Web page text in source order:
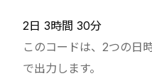
2日 3時間 30分
このコードは、2つの日
で出力します。